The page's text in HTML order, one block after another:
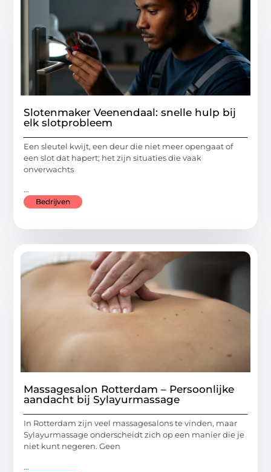
Slotenmaker Veenendaal: snelle hulp bij
elk slotprobleem
Een sleutel kwijt, een deur die niet meer opengaat of
een slot dat hapert; het zijn situaties die vaak
onverwachts
...
Bedrijven
Massagesalon Rotterdam – Persoonlijke
aandacht bij Sylayurmassage
In Rotterdam zijn veel massagesalons te vinden, maar
Sylayurmassage onderscheidt zich op een manier die je
niet kunt negeren. Geen
...